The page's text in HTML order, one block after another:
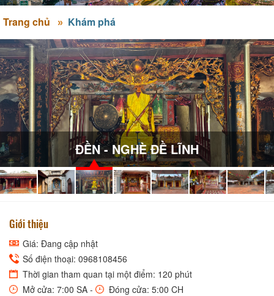
Trang chủ Khám phá
ĐỀN - NGHÈ ĐỀ LĨNH
Giới thiệu
Giá: Đang cập nhật
Số điện thoại: 0968108456
Thời gian tham quan tại một điểm: 120 phút
Mở cửa: 7:00 SA -
Đóng cửa: 5:00 CH